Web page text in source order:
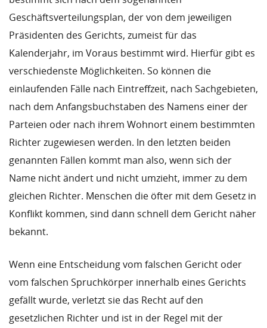
Geschäftsverteilungsplan, der von dem jeweiligen
Präsidenten des Gerichts, zumeist für das
Kalenderjahr, im Voraus bestimmt wird. Hierfür gibt es
verschiedenste Möglichkeiten. So können die
einlaufenden Fälle nach Eintreffzeit, nach Sachgebieten,
nach dem Anfangsbuchstaben des Namens einer der
Parteien oder nach ihrem Wohnort einem bestimmten
Richter zugewiesen werden. In den letzten beiden
genannten Fällen kommt man also, wenn sich der
Name nicht ändert und nicht umzieht, immer zu dem
gleichen Richter. Menschen die öfter mit dem Gesetz in
Konflikt kommen, sind dann schnell dem Gericht näher
bekannt.
Wenn eine Entscheidung vom falschen Gericht oder
vom falschen Spruchkörper innerhalb eines Gerichts
gefällt wurde, verletzt sie das Recht auf den
gesetzlichen Richter und ist in der Regel mit der